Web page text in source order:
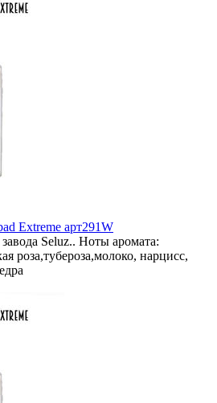
Extreme арт291W
Seluz.. Ноты аромата:
роза,тубероза,молоко, нарцисс,